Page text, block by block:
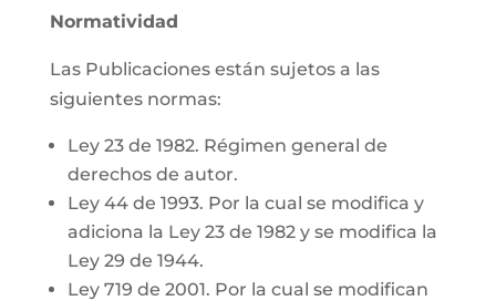
Normatividad
Las Publicaciones están sujetos a las
siguientes normas:
Ley 23 de 1982. Régimen general de
derechos de autor.
Ley 44 de 1993. Por la cual se modifica y
adiciona la Ley 23 de 1982 y se modifica la
Ley 29 de 1944.
Ley 719 de 2001. Por la cual se modifican